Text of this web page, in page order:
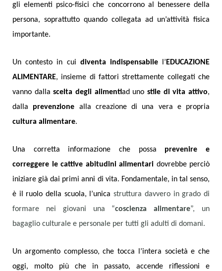
gli elementi psico-fisici che concorrono al benessere della
persona, soprattutto quando collegata ad un’attività fisica
importante.
Un contesto in cui diventa indispensabilel’ EDUCAZIONE
ALIMENTARE, insieme di fattori strettamente collegati che
vanno dallascelta degli alimentiad unostile di vita attivo,
dalla prevenzione alla creazione di una vera e propria
cultura alimentare.
Una corretta informazione che possa prevenire e
correggere le cattive abitudini alimentari dovrebbe perciò
iniziare già dai primi anni di vita. Fondamentale, in tal senso,
è il ruolo della scuola, l’unicastruttura davvero in grado di
formare nei giovani una “coscienza alimentare”, un
bagaglio culturale e personale per tutti gli adulti di domani.
Un argomento complesso, che tocca l’intera società e che
oggi, molto più che in passato, accende riflessioni e